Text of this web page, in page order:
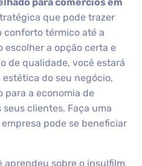
que pode trazer
conforto térmico até a
escolher a opção certa e
de qualidade, você estará
do seu negócio,
para a economia de
clientes. Faça uma
pode se beneficiar
aprendeu sobre o insulfilm